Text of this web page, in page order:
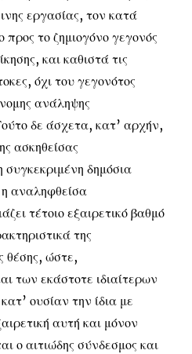
εργασίας, τον κατά
προς το ζημιογόνο γεγονός
και καθιστά τις
όχι του γεγονότος
ανάληψης
δε άσχετα, κατ’ αρχήν,
ασκηθείσας
συγκεκριμένη δημόσια
αναληφθείσα
τέτοιο εξαιρετικό βαθμό
της
θέσης, ώστε,
των εκάστοτε ιδιαίτερων
ουσίαν την ίδια με
αυτή και μόνον
ο αιτιώδης σύνδεσμος και